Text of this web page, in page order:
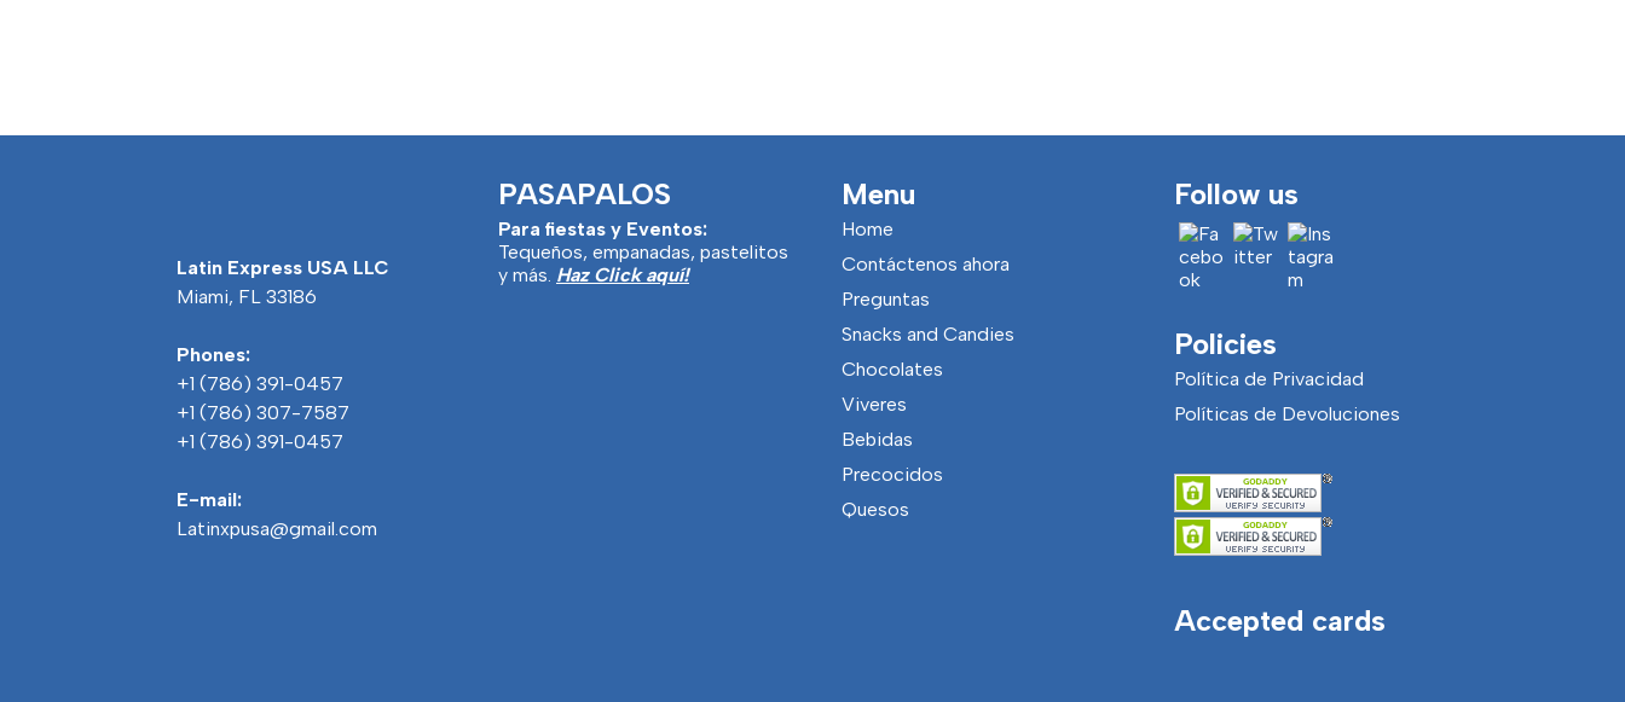
Latin Express USA LLC
Miami, FL 33186
Phones:
+1 (786) 391-0457
+1 (786) 307-7587
+1 (786) 391-0457
E-mail:
Latinxpusa@gmail.com
PASAPALOS
Para fiestas y Eventos:
Tequeños, empanadas, pastelitos
y más. Haz Click aquí!
Menu
Home
Contáctenos ahora
Preguntas
Snacks and Candies
Chocolates
Viveres
Bebidas
Precocidos
Quesos
Follow us
Policies
Política de Privacidad
Políticas de Devoluciones
Accepted cards